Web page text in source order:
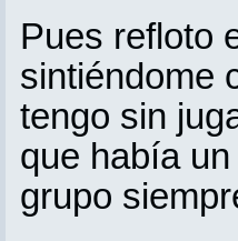
Pues refloto
sintiéndome
tengo sin
que había
grupo